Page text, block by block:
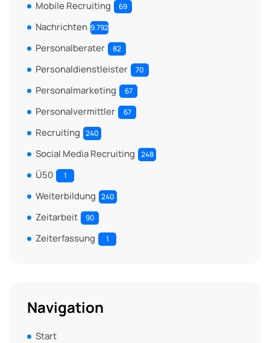
Mobile Recruiting 69
Nachrichten 9.792
Personalberater 82
Personaldienstleister 70
Personalmarketing 67
Personalvermittler 67
Recruiting 240
Social Media Recruiting 248
Ü50 1
Weiterbildung 240
Zeitarbeit 90
Zeiterfassung 1
Navigation
Start